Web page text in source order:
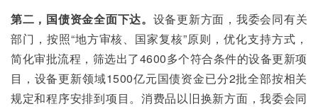
第二，国债资金全面下达。 设备更新方面，我委会同有关
部门，按照“地方审核、国家复核”原则，优化支持方式，
简化审批流程，筛选出了4600多个符合条件的设备更新项
目，设备更新领域1500亿元国债资金已分2批全部按相关
规定和程序安排到项目。消费品以旧换新方面，我委会同